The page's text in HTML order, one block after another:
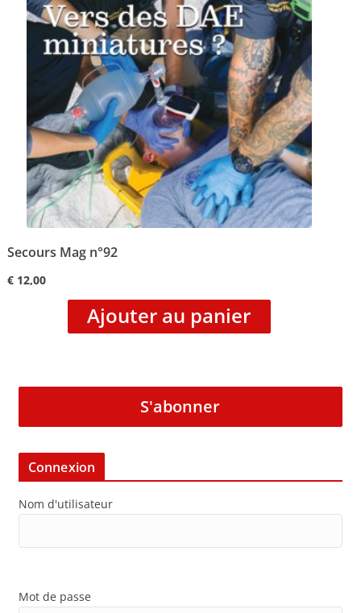
Secours Mag n°92
€12,00
Ajouter au panier
S'abonner
Connexion
Nom d'utilisateur
Mot de passe